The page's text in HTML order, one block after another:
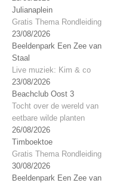
Julianaplein
Gratis Thema Rondleiding
23/08/2026
Beeldenpark Een Zee van
Staal
Live muziek: Kim & co
23/08/2026
Beachclub Oost 3
Tocht over de wereld van
eetbare wilde planten
26/08/2026
Timboektoe
Gratis Thema Rondleiding
30/08/2026
Beeldenpark Een Zee van